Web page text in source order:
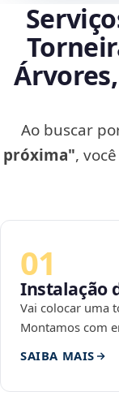
Ao buscar
próxima",
01
Instalação
Vai colocar uma
Montamos com
SAIBA MAIS